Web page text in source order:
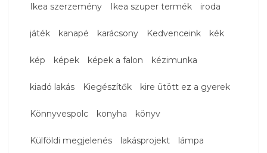
Ikea szerzemény Ikea szuper termék iroda
játék kanapé karácsony Kedvenceink kék
kép képek képek a falon kézimunka
kiadó lakás Kiegészítők kire ütött ez a gyerek
Könnyvespolc konyha könyv
Külföldi megjelenés lakásprojekt lámpa